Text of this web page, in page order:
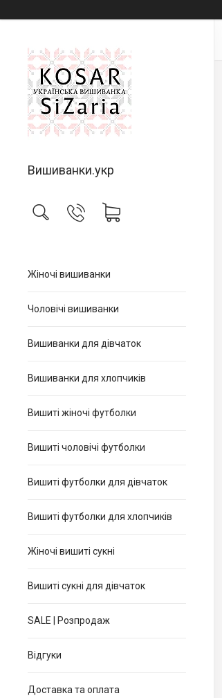
Вишиванки.укр
Жіночі вишиванки
Чоловічі вишиванки
Вишиванки для дівчаток
Вишиванки для хлопчиків
Вишиті жіночі футболки
Вишиті чоловічі футболки
Вишиті футболки для дівчаток
Вишиті футболки для хлопчиків
Жіночі вишиті сукні
Вишиті сукні для дівчаток
SALE | Розпродаж
Відгуки
Доставка та оплата